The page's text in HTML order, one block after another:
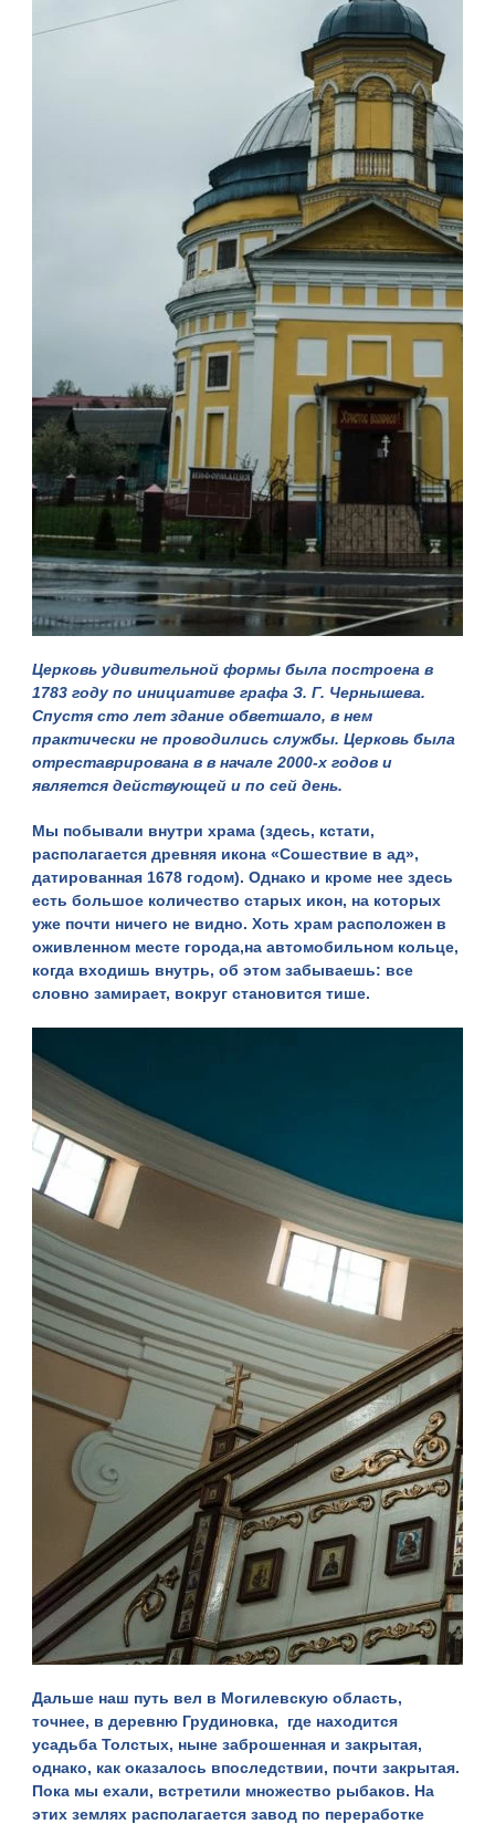
Церковь удивительной формы была построена в
1783 году по инициативе графа З. Г. Чернышева.
Спустя сто лет здание обветшало, в нем
практически не проводились службы. Церковь была
отреставрирована в в начале 2000-х годов и
является действующей и по сей день.
Мы побывали внутри храма (здесь, кстати,
располагается древняя икона «Сошествие в ад»,
датированная 1678 годом). Однако и кроме нее здесь
есть большое количество старых икон, на которых
уже почти ничего не видно. Хоть храм расположен в
оживленном месте города,на автомобильном кольце,
когда входишь внутрь, об этом забываешь: все
словно замирает, вокруг становится тише.
Дальше наш путь вел в Могилевскую область,
точнее, в деревню Грудиновка, где находится
усадьба Толстых, ныне заброшенная и закрытая,
однако, как оказалось впоследствии, почти закрытая.
Пока мы ехали, встретили множество рыбаков. На
этих землях располагается завод по переработке